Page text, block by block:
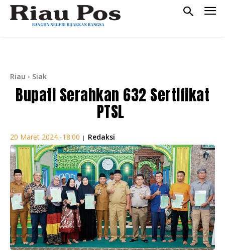
Riau Siak
Bupati Serahkan 632 Sertifikat
PTSL
20 Maret 2024 -18:00 | Redaksi